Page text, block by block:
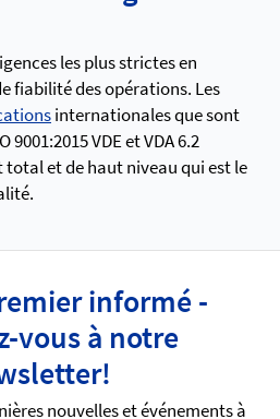
les plus strictes en
fiabilité des opérations. Les
internationales que sont
9001:2015 VDE et VDA 6.2
et de haut niveau qui est le
informé -
vous à notre
nouvelles et événements à